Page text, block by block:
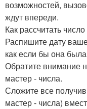
возможностей,
ждут впереди.
Как рассчитать
Распишите дату
как если бы она
Обратите внимание
мастер - числа.
Сложите все
мастер - числа)